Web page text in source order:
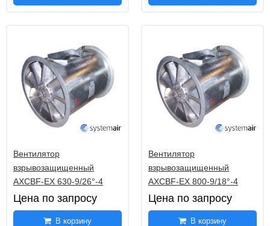
Вентилятор
взрывозащищенный
AXCBF-EX 630-9/26°-4
Цена по запросу
В корзину
Вентилятор
взрывозащищенный
AXCBF-EX 800-9/18°-4
Цена по запросу
В корзину